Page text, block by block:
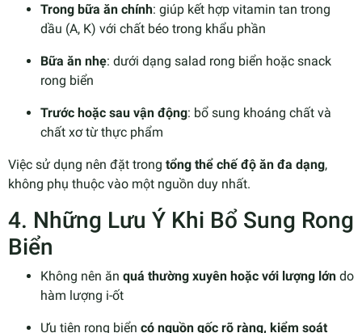
Trong bữa ăn chính: giúp kết hợp vitamin tan trong
dầu (A, K) với chất béo trong khẩu phần
Bữa ăn nhẹ: dưới dạng salad rong biển hoặc snack
rong biển
Trước hoặc sau vận động: bổ sung khoáng chất và
chất xơ từ thực phẩm
Việc sử dụng nên đặt trong tổng thể chế độ ăn đa dạng,
không phụ thuộc vào một nguồn duy nhất.
4. Những Lưu Ý Khi Bổ Sung Rong
Biển
Không nên ăn quá thường xuyên hoặc với lượng lớn do
hàm lượng i-ốt
Ưu tiên rong biển có nguồn gốc rõ ràng, kiểm soát